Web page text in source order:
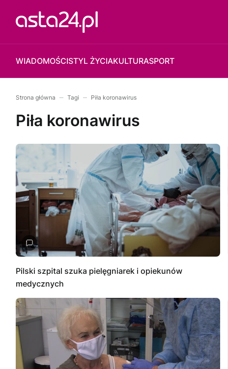
WIADOMOŚCISTYL ŻYCIAKULTURASPORT
Strona główna Tagi Piła koronawirus
Piła koronawirus
Pilski szpital szuka pielęgniarek i opiekunów
medycznych